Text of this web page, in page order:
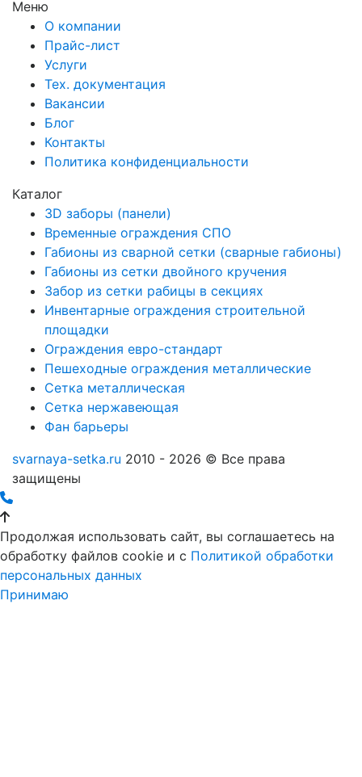
Меню
О компании
Прайс-лист
Услуги
Тех. документация
Вакансии
Блог
Контакты
Политика конфиденциальности
Каталог
3D заборы (панели)
Временные ограждения СПО
Габионы из сварной сетки (сварные габионы)
Габионы из сетки двойного кручения
Забор из сетки рабицы в секциях
Инвентарные ограждения строительной
площадки
Ограждения евро-стандарт
Пешеходные ограждения металлические
Сетка металлическая
Сетка нержавеющая
Фан барьеры
svarnaya-setka.ru 2010 - 2026 © Все права
защищены
Продолжая использовать сайт, вы соглашаетесь на
обработку файлов cookie и c Политикой обработки
персональных данных
Принимаю